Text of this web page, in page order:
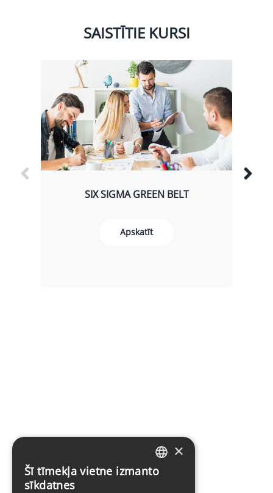
SAISTĪTIE KURSI
SIX SIGMA GREEN BELT
Apskatīt
LATVIAN
×
Šī tīmekļa vietne izmanto
sīkdatnes